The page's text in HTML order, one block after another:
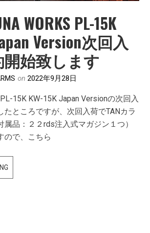
WORKS PL-15K
Version次回入
始致します
on2022年9月28日
PL-15K KW-15K Japan Versionの次回入
たところですが、次回入荷でTANカラ
属品：２２rds注入式マガジン１つ）
ので、こちら
記